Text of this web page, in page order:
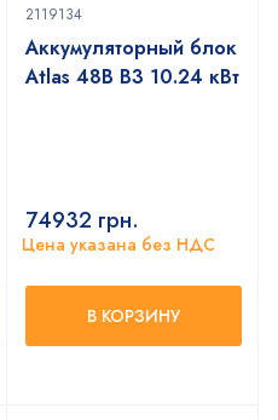
2119134
Аккумуляторный блок
Atlas 48В В3 10.24 кВт
74932 грн.
Цена указана без НДС
В КОРЗИНУ